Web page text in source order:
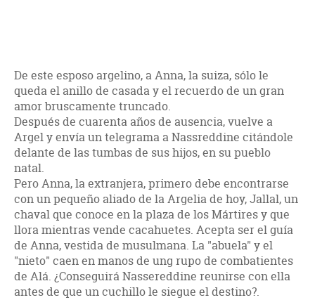
De este esposo argelino, a Anna, la suiza, sólo le
queda el anillo de casada y el recuerdo de un gran
amor bruscamente truncado.
Después de cuarenta años de ausencia, vuelve a
Argel y envía un telegrama a Nassreddine citándole
delante de las tumbas de sus hijos, en su pueblo
natal.
Pero Anna, la extranjera, primero debe encontrarse
con un pequeño aliado de la Argelia de hoy, Jallal, un
chaval que conoce en la plaza de los Mártires y que
llora mientras vende cacahuetes. Acepta ser el guía
de Anna, vestida de musulmana. La "abuela" y el
"nieto" caen en manos de ung rupo de combatientes
de Alá. ¿Conseguirá Nassereddine reunirse con ella
antes de que un cuchillo le siegue el destino?.